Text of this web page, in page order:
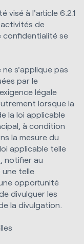
visé à l'article 6.2.1
de
confidentialité se
s'applique pas
par le
légale
lorsque la
la loi applicable
à condition
la mesure du
applicable telle
notifier au
une telle
opportunité
divulguer les
la divulgation.